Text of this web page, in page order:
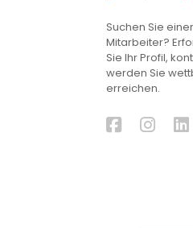
Suchen Sie
Mitarbeiter?
Sie Ihr Profil,
werden Sie
erreichen.